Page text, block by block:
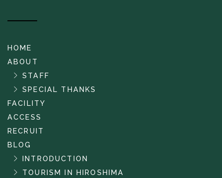
HOME
ABOUT
STAFF
SPECIAL THANKS
FACILITY
ACCESS
RECRUIT
BLOG
INTRODUCTION
TOURISM IN HIROSHIMA